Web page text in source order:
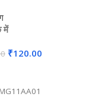
Of Nature
में
₹120.00
MG11AA01